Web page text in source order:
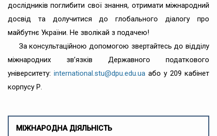
дослідників поглибити свої знання, отримати міжнародний
досвід та долучитися до глобального діалогу про
майбутнє України. Не зволікай з подачею!
За консультаційною допомогою звертайтесь до відділу
міжнародних зв’язків Державного податкового
університету: international.stu@dpu.edu.ua або у 209 кабінет
корпусу Р.
МІЖНАРОДНА ДІЯЛЬНІСТЬ